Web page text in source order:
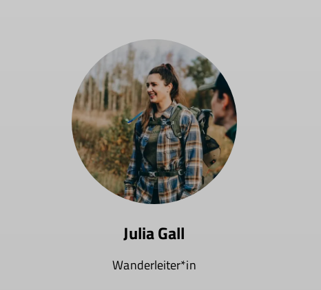
Julia Gall
Wanderleiter*in